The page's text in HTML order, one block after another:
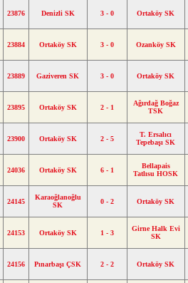
23876 Denizli SK 3 - 0 Ortaköy SK
23884 Ortaköy SK 3 - 0 Ozanköy SK
23889 Gaziveren SK 3 - 0 Ortaköy SK
23895 Ortaköy SK 2 - 1
Ağırdağ Boğaz
TSK
23900 Ortaköy SK 2 - 5
T. Ersalıcı
Tepebaşı SK
24036 Ortaköy SK 6 - 1
Bellapais
Tatlısu HOSK
24145
Karaoğlanoğlu
SK
0 - 2 Ortaköy SK
24153 Ortaköy SK 1 - 3
Girne Halk Evi
SK
24156 Pınarbaşı ÇSK 2 - 2 Ortaköy SK